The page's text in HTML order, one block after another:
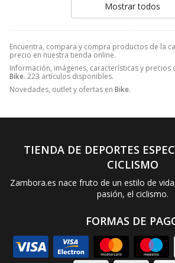
Encuentra, compara y compra productos de la
precio en nuestra tienda online.
Información, imágenes, características y precios
Bike. 223 artículos disponibles.
Novedades, outlet y ofertas en Bike.
Mostrar todos
TIENDA DE DEPORTES
CICLISMO
Zambora.es nace fruto de un estilo de
pasión, el ciclismo.
FORMAS DE